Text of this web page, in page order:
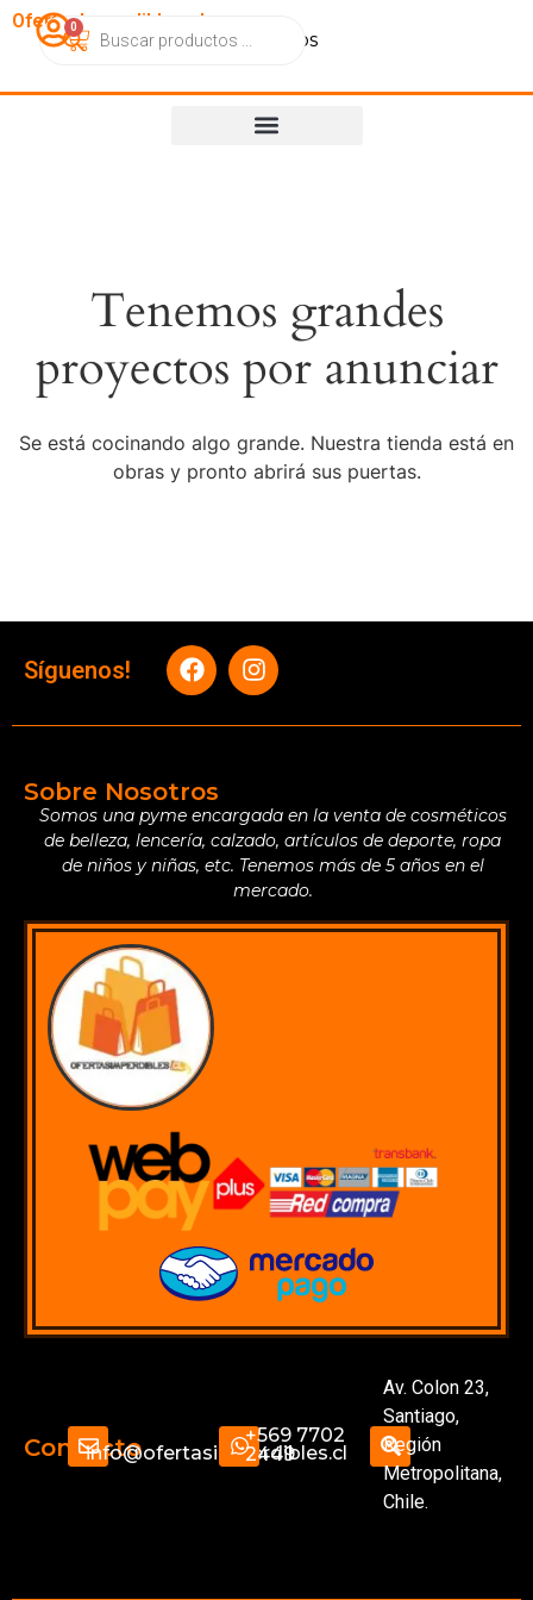
OfertasImperdibles.cl
CatálogoContactoNosotros
0
Tenemos grandes
proyectos por anunciar
Se está cocinando algo grande. Nuestra tienda está en
obras y pronto abrirá sus puertas.
Síguenos!
Sobre Nosotros
Somos una pyme encargada en la venta de cosméticos
de belleza, lencería, calzado, artículos de deporte, ropa
de niños y niñas, etc. Tenemos más de 5 años en el
mercado.
Contactoinfo@ofertasimperdibles.cl
+569 7702
2449
Av. Colon 23,
Santiago,
Región
Metropolitana,
Chile.